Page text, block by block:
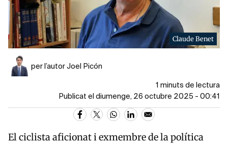
Claude Benet
per l’autor Joel Picón
1 minuts de lectura
Publicat el diumenge, 26 octubre 2025 - 00:41
El ciclista aficionat i exmembre de la política